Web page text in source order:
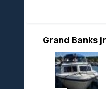
Grand Banks jr